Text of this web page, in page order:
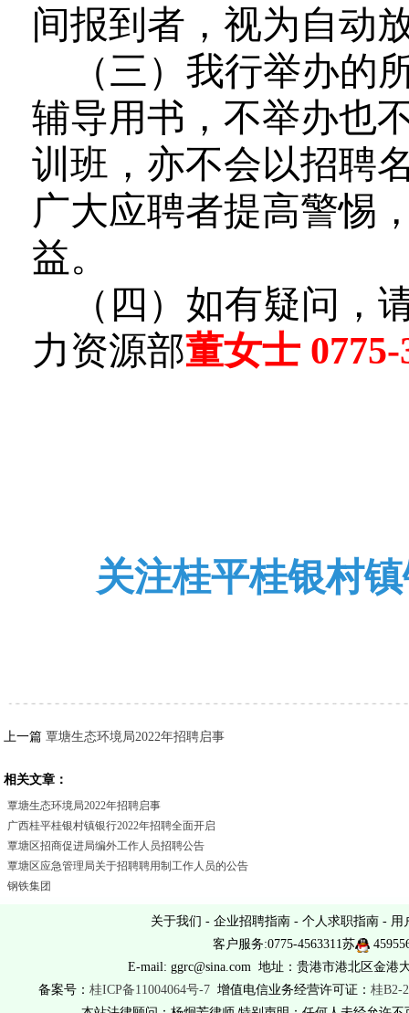
间报到者，视为自动
（三 ） 我行举办的
辅导用书，不举办也
训班，亦不会以招聘
广大应聘者提高警惕
益。
（四 ） 如有疑问，
力资源部董女士 0775-
关注桂平桂银村
上一篇 覃塘生态环境局2022年招聘启事
相关文章：
覃塘生态环境局2022年招聘启事
广西桂平桂银村镇银行2022年招聘全面开启
覃塘区招商促进局编外工作人员招聘公告
覃塘区应急管理局关于招聘聘用制工作人员的公告
钢铁集团
关于我们 - 企业招聘指南 - 个人求职指南 - 用
客户服务:0775-4563311苏
E-mail: ggrc@sina.com 地址：贵港市港北区金港
备案号： 桂ICP备11004064号-7增值电信业务经营许可证： 桂B2-